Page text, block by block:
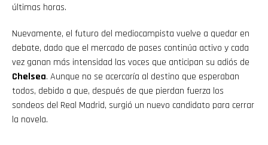
últimas horas.
Nuevamente, el futuro del mediocampista vuelve a quedar en
debate, dado que el mercado de pases continúa activo y cada
vez ganan más intensidad las voces que anticipan su adiós de
Chelsea. Aunque no se acercaría al destino que esperaban
todos, debido a que, después de que pierdan fuerza los
sondeos del Real Madrid, surgió un nuevo candidato para cerrar
la novela.